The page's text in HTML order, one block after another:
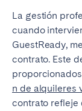
La gestión
cuando
GuestReady,
contrato. Este
n de alquileres
contrato refleje